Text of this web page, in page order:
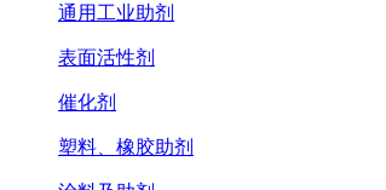
通用工业助剂
表面活性剂
催化剂
塑料、橡胶助剂